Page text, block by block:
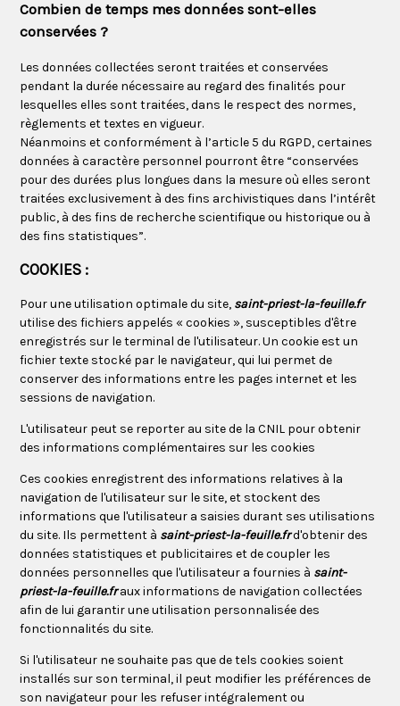
Combien de temps mes données sont-elles
conservées ?
Les données collectées seront traitées et conservées
pendant la durée nécessaire au regard des finalités pour
lesquelles elles sont traitées, dans le respect des normes,
règlements et textes en vigueur.
Néanmoins et conformément à l’article 5 du RGPD, certaines
données à caractère personnel pourront être “conservées
pour des durées plus longues dans la mesure où elles seront
traitées exclusivement à des fins archivistiques dans l’intérêt
public, à des fins de recherche scientifique ou historique ou à
des fins statistiques”.
COOKIES :
Pour une utilisation optimale du site, saint-priest-la-feuille.fr
utilise des fichiers appelés « cookies », susceptibles d'être
enregistrés sur le terminal de l'utilisateur. Un cookie est un
fichier texte stocké par le navigateur, qui lui permet de
conserver des informations entre les pages internet et les
sessions de navigation.
L'utilisateur peut se reporter au site de la CNIL pourobtenir
des informations complémentaires sur les cookies
Ces cookies enregistrent des informations relatives à la
navigation de l'utilisateur sur le site, et stockent des
informations que l'utilisateur a saisies durant ses utilisations
du site. Ils permettent à saint-priest-la-feuille.frd'obtenir des
données statistiques et publicitaires et de coupler les
données personnelles que l'utilisateur a fournies à saint-
priest-la-feuille.fraux informations de navigation collectées
afin de lui garantir une utilisation personnalisée des
fonctionnalités du site.
Si l'utilisateur ne souhaite pas que de tels cookies soient
installés sur son terminal, il peut modifier les préférences de
son navigateur pour les refuser intégralement ou